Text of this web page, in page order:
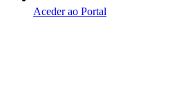
Aceder ao Portal